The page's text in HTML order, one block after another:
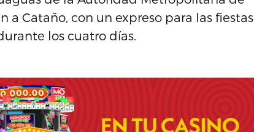
a Cataño, con un expreso para las fiestas
los cuatro días.